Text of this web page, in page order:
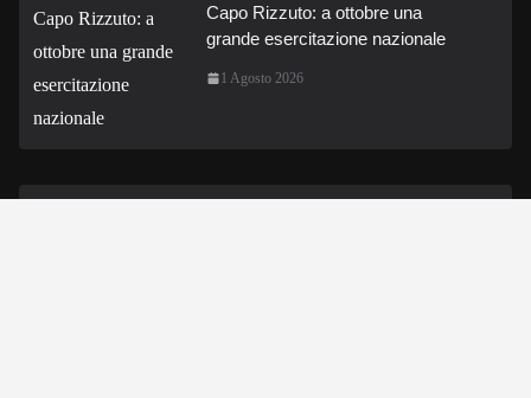
Capo Rizzuto: a ottobre una
grande esercitazione nazionale
1 Agosto 2026